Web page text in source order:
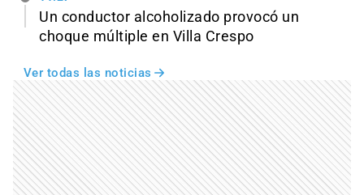
Un conductor alcoholizado provocó un
choque múltiple en Villa Crespo
Ver todas las noticias